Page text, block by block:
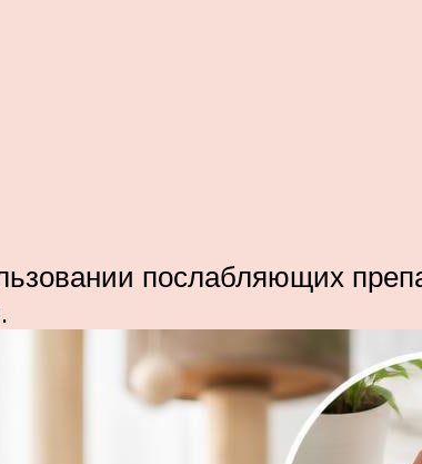
послабляющих